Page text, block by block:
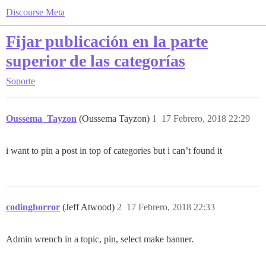
Discourse Meta
Fijar publicación en la parte
superior de las categorías
Soporte
Oussema_Tayzon (Oussema Tayzon) 17 Febrero, 2018 22:29
1
i want to pin a post in top of categories but i can’t found it
codinghorror (Jeff Atwood) 17 Febrero, 2018 22:33
2
Admin wrench in a topic, pin, select make banner.